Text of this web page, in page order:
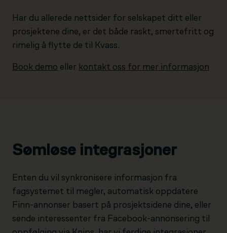
Har du allerede nettsider for selskapet ditt eller
prosjektene dine, er det både raskt, smertefritt og
rimelig å flytte de til Kvass.
Book demo eller kontakt oss for mer informasjon
Sømløse integrasjoner
Enten du vil synkronisere informasjon fra
fagsystemet til megler, automatisk oppdatere
Finn-annonser basert på prosjektsidene dine, eller
sende interessenter fra Facebook-annonsering til